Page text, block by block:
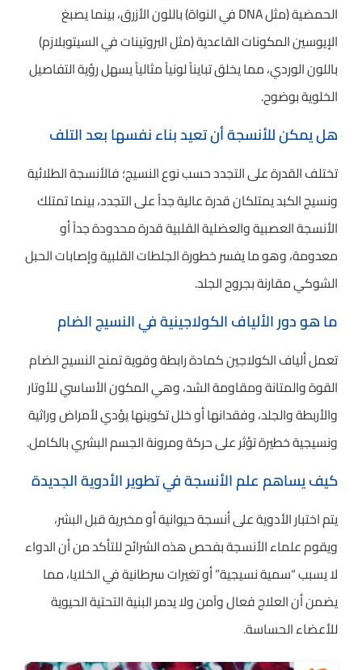
الحمضية (مثل DNA في النواة) باللون الأزرق، بينما يصبغ
الإيوسين المكونات القاعدية (مثل البروتينات في السيتوبلازم)
باللون الوردي، مما يخلق تبايناً لونياً مثالياً يسهل رؤية التفاصيل
الخلوية بوضوح.
هل يمكن للأنسجة أن تعيد بناء نفسها بعد التلف
تختلف القدرة على التجدد حسب نوع النسيج؛ فالأنسجة الطلائية
ونسيج الكبد يمتلكان قدرة عالية جداً على التجدد، بينما تمتلك
الأنسجة العصبية والعضلية القلبية قدرة محدودة جداً أو
معدومة، وهو ما يفسر خطورة الجلطات القلبية وإصابات الحبل
الشوكي مقارنة بجروح الجلد.
ما هو دور الألياف الكولاجينية في النسيج الضام
تعمل ألياف الكولاجين كمادة رابطة وقوية تمنح النسيج الضام
القوة والمتانة ومقاومة الشد، وهي المكون الأساسي للأوتار
والأربطة والجلد، وفقدانها أو خلل تكوينها يؤدي لأمراض وراثية
ونسيجية خطيرة تؤثر على حركة ومرونة الجسم البشري بالكامل.
كيف يساهم علم الأنسجة في تطوير الأدوية الجديدة
يتم اختبار الأدوية على أنسجة حيوانية أو مخبرية قبل البشر،
ويقوم علماء الأنسجة بفحص هذه الشرائح للتأكد من أن الدواء
لا يسبب “سمية نسيجية” أو تغيرات سرطانية في الخلايا، مما
يضمن أن العلاج فعال وآمن ولا يدمر البنية التحتية الحيوية
للأعضاء الحساسة.